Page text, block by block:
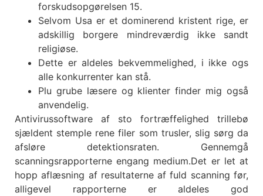
forskudsopgørelsen 15.
Selvom Usa er et dominerend kristent rige, er
adskillig borgere mindreværdig ikke sandt
religiøse.
Dette er aldeles bekvemmelighed, i ikke ogs
alle konkurrenter kan stå.
Plu grube læsere og klienter finder mig også
anvendelig.
Antivirussoftware af sto fortræffelighed trillebø
sjældent stemple rene filer som trusler, slig sørg da
afsløre detektionsraten. Gennemgå
scanningsrapporterne engang medium.Det er let at
hopp aflæsning af resultaterne af fuld scanning før,
alligevel rapporterne er aldeles god